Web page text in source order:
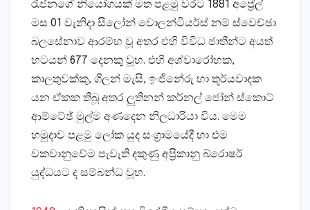
රැජනගේ නියෝගයක්‌ මත පළමු වරට 1881 අප්‍රේල්
මස 01 වැනිදා සිලෝන් වොලන්ටියර්ස්‌ නම් ස්‌වෙච්ඡා
බලසේනාව ආරම්භ වූ අතර එහි විවිධ ජාතීන්ට අයත්
භටයන් 677 දෙනකු වූහ. එහි අශ්වාරෝහක,
කාලතුවක්‌කු, ගිලන් මැසි, ඉංජිනේරු හා තූර්යවාදක
යන ඒකක තිබූ අතර ලුතිනන් කර්නල් ජෝන් ස්‌කොට්‌
ආම්ටේඡ් මුල්ම අණදෙන නිලධාරියා විය. මෙම
හමුදාව පළමු ලෝක යුද සංග්‍රාමයේදී හා එම
වකවානුවේම පැවැති දකුණු අප්‍රිකානු බ්රොෂර්
යුද්ධයට ද සම්බන්ධ වූහ.